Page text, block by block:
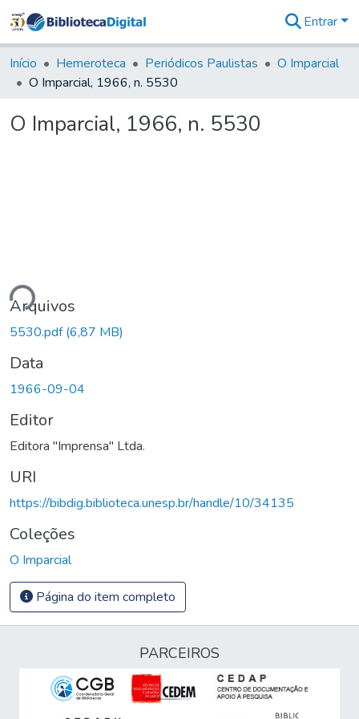
&
Coleções
Tudo na
Digital
Entrar
Início Hemeroteca Periódicos Paulistas
O Imparcial
O Imparcial, 1966, n. 5530
O Imparcial, 1966, n. 5530
Arquivos
5530.pdf(6,87 MB)
Data
1966-09-04
Editor
Editora "Imprensa" Ltda.
URI
https://bibdig.biblioteca.unesp.br/handle/10/34135
Coleções
O Imparcial
Página do item completo
PARCEIROS